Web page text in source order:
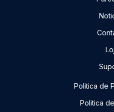
Politica de
Politica